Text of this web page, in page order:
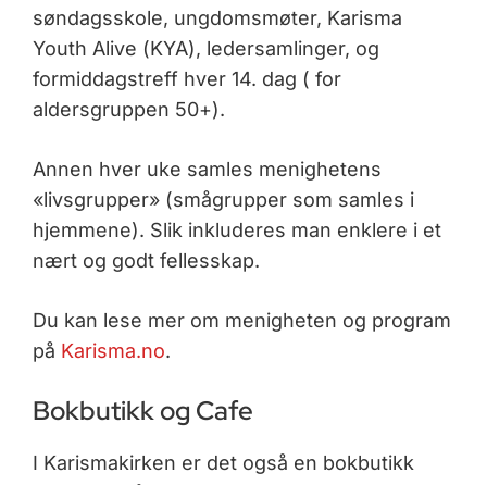
søndagsskole, ungdomsmøter, Karisma
Youth Alive (KYA), ledersamlinger, og
formiddagstreff hver 14. dag ( for
aldersgruppen 50+).
Annen hver uke samles menighetens
«livsgrupper» (smågrupper som samles i
hjemmene). Slik inkluderes man enklere i et
nært og godt fellesskap.
Du kan lese mer om menigheten og program
på Karisma.no.
Bokbutikk og Cafe
I Karismakirken er det også en bokbutikk